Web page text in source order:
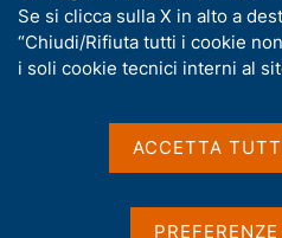
v
i
g
a
tecnologica
le sfide per
di Luigi Federico Signorini
m
a
t
Se si clicca sulla X in alto a
“Chiudi/Rifiuta tutti i cookie
i soli cookie tecnici interni al
ACCETTA